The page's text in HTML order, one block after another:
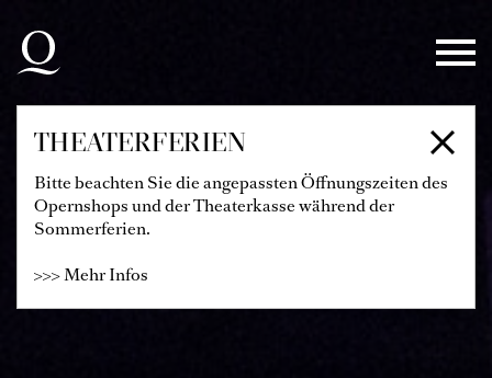
Zur Hauptnavigation springen
Zum Hauptinhalt springen
Zum Footer springen
THEATERFERIEN
Bitte beachten Sie die angepassten Öffnungszeiten des
Opernshops und der Theaterkasse während der
Sommerferien.
>>> Mehr Infos